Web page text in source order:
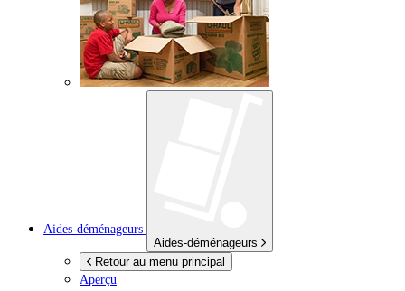
Aides-déménageurs
Aides-déménageurs
Retour au menu principal
Aperçu